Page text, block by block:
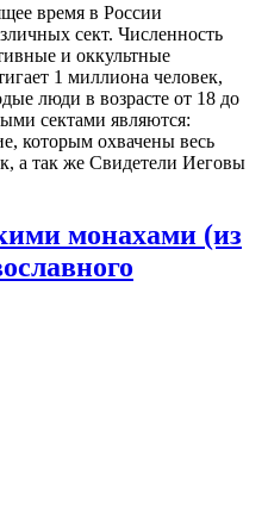
время в России
сект. Численность
и оккультные
1 миллиона человек,
люди в возрасте от 18 до
сектами являются:
которым охвачены весь
а так же Свидетели Иеговы
монахами (из